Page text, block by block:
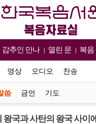
감추인 만나 | 열린 문 | 복음
영상 오디오 찬송
씀 금언 기도
국과 사탄의 왕국 사이